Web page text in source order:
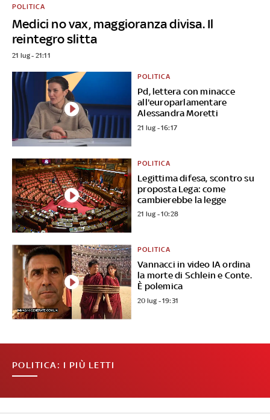
Medici no vax, maggioranza divisa. Il
reintegro slitta
POLITICA
21 lug - 21:11
Pd, lettera con minacce
all'europarlamentare
Alessandra Moretti
POLITICA
21 lug - 16:17
Legittima difesa, scontro su
proposta Lega: come
cambierebbe la legge
POLITICA
21 lug - 10:28
Vannacci in video IA ordina
la morte di Schlein e Conte.
È polemica
POLITICA
20 lug - 19:31
POLITICA: I PIÙ LETTI